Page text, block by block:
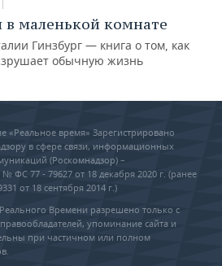
в маленькой комнате
Гинзбург — книга о том, как
обычную жизнь
«Реальное время» Зарегистрировано
в сфере связи, информационных
(Роскомнадзор) –
ФС 77 - 79627 от 18 декабря 2020 г. (ранее
от 18 сентября 2014 г.)
Времени разрешено только с
упоминание сайта и
при частичном или полном